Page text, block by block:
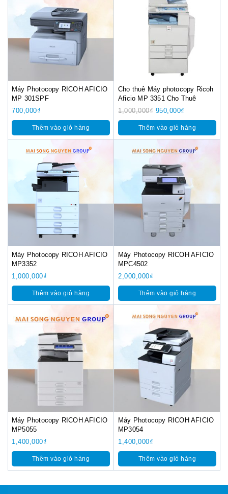
Máy Photocopy RICOH AFICIO
MP 301SPF
700,000₫
Thêm vào giỏ hàng
Cho thuê Máy photocopy Ricoh
Aficio MP 3351 Cho Thuê
1,000,000₫ 950,000₫
Thêm vào giỏ hàng
Máy Photocopy RICOH AFICIO
MP3352
1,000,000₫
Thêm vào giỏ hàng
Máy Photocopy RICOH AFICIO
MPC4502
2,000,000₫
Thêm vào giỏ hàng
Máy Photocopy RICOH AFICIO
MP5055
1,400,000₫
Thêm vào giỏ hàng
Máy Photocopy RICOH AFICIO
MP3054
1,400,000₫
Thêm vào giỏ hàng